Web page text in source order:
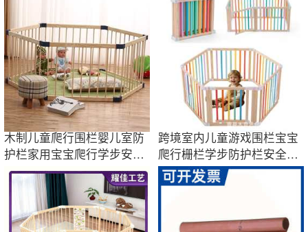
木制儿童爬行围栏婴儿室防
护栏家用宝宝爬行学步安全
护栏可折叠
跨境室内儿童游戏围栏宝宝
爬行栅栏学步防护栏安全栏
可折叠便携式